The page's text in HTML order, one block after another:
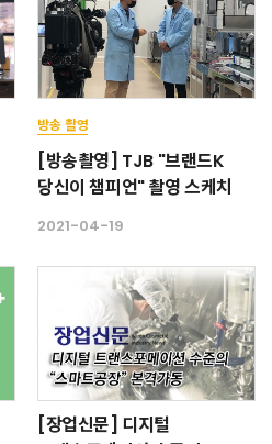
방송 촬영
[방송촬영] TJB "브랜드K
당신이 챔피언" 촬영 스케치
2021-04-19
[장업신문] 디지털